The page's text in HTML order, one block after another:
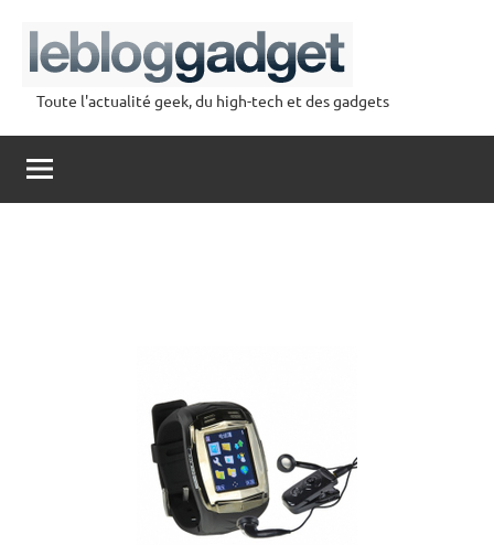
contenu
lebloggadget
Toute l'actualité geek, du high-tech et des gadgets